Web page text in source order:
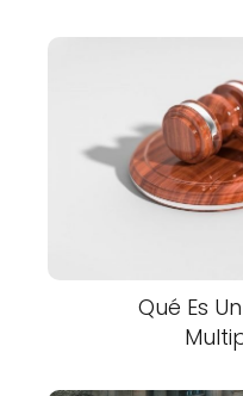
Qué Es